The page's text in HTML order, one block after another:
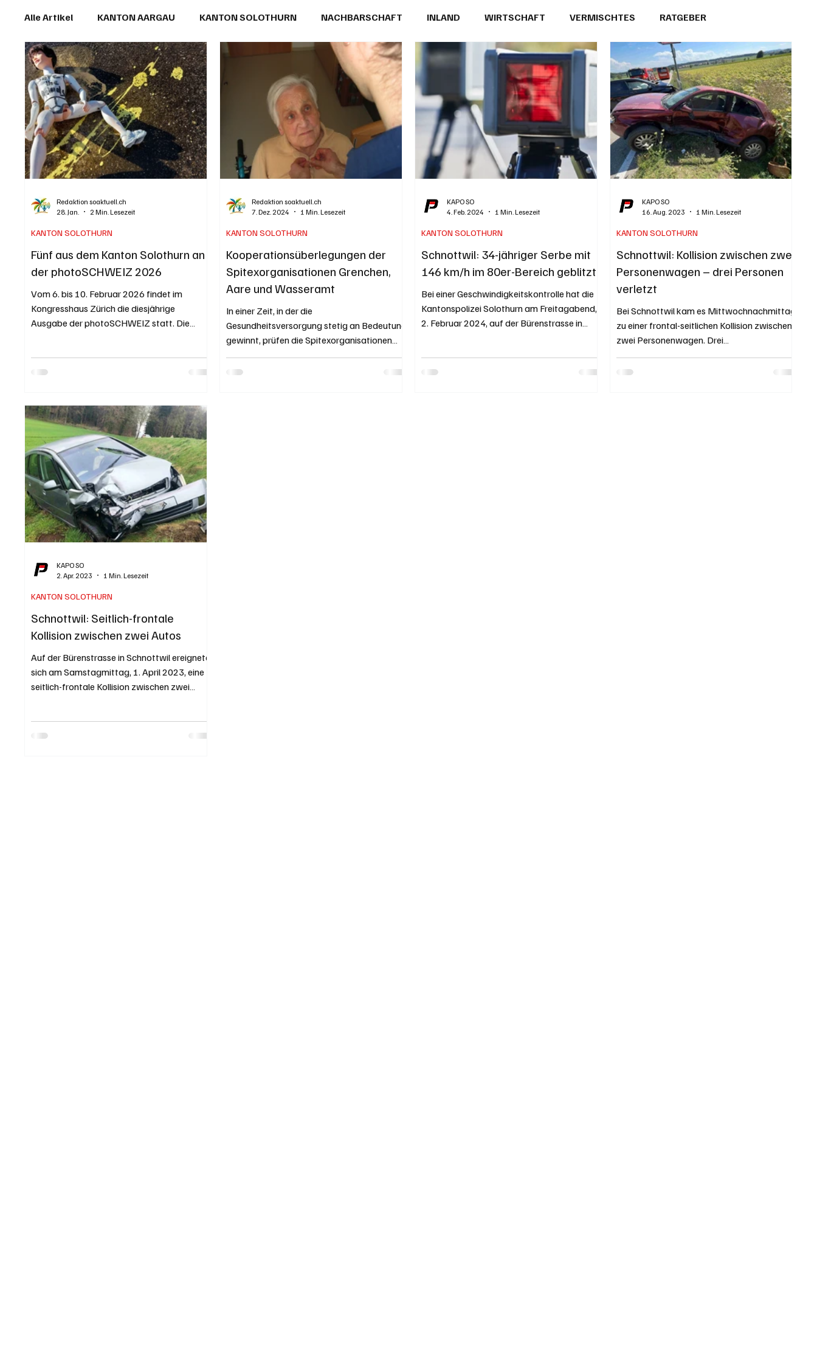
Alle Artikel KANTON AARGAU KANTON SOLOTHURN NACHBARSCHAFT INLAND WIRTSCHAFT VERMISCHTES RATGEBER
IN EIGENER SACHE KOMMENTARE PUBLIREPORTAGEN TOPSTORY MUGA'26 GEMEINDEPORTRÄTS
Fünf aus dem Kanton Solothurn an
der photoSCHWEIZ 2026
Vom 6. bis 10. Februar 2026 findet im
Kongresshaus Zürich die diesjährige
Ausgabe der photoSCHWEIZ statt. Die
zeigen über 300 nationale und vereinzelt
Werkschau einen repräsentativ aktuellen
Überblick über das fotografische Schaffen in
der Schweiz. Ergänzt wird die Werkschau
durch zahlreiche spektakuläre
Sonderausstellung
KANTON SOLOTHURN
Redaktion soaktuell.ch
28. Jan.
2 Min. Lesezeit
Kooperationsüberlegungen der
Spitexorganisationen Grenchen,
Aare und Wasseramt
In einer Zeit, in der die
Gesundheitsversorgung stetig an Bedeutung
gewinnt, prüfen die Spitexorganisationen
KANTON SOLOTHURN
Redaktion soaktuell.ch
7. Dez. 2024
1 Min. Lesezeit
Schnottwil: 34-jähriger Serbe mit
146 km/h im 80er-Bereich geblitzt
Bei einer Geschwindigkeitskontrolle hat die
Kantonspolizei Solothurn am Freitagabend,
2. Februar 2024, auf der Bürenstrasse in
KANTON SOLOTHURN
KAPO SO
4. Feb. 2024
1 Min. Lesezeit
Schnottwil: Kollision zwischen zwei
Personenwagen – drei Personen
verletzt
Bei Schnottwil kam es Mittwochnachmittag
zu einer frontal-seitlichen Kollision zwischen
zwei Personenwagen. Drei
KANTON SOLOTHURN
KAPO SO
16. Aug. 2023
1 Min. Lesezeit
Schnottwil: Seitlich-frontale
Kollision zwischen zwei Autos
Auf der Bürenstrasse in Schnottwil ereignete
sich am Samstagmittag, 1. April 2023, eine
seitlich-frontale Kollision zwischen zwei
KANTON SOLOTHURN
KAPO SO
2. Apr. 2023
1 Min. Lesezeit